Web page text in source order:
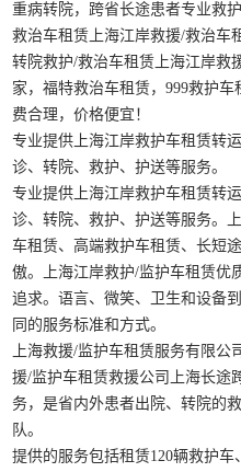
重病转院，跨省长途患者专业救
救治车租赁上海江岸救援/救治车
转院救护/救治车租赁上海江岸救
家，福特救治车租赁，999救护
费合理，价格便宜！
专业提供上海江岸救护车租赁转
诊、转院、救护、护送等服务。
专业提供上海江岸救护车租赁转
诊、转院、救护、护送等服务。
车租赁、高端救护车租赁、长短
傲。上海江岸救护/监护车租赁优
追求。语言、微笑、卫生和设备
同的服务标准和方式。
上海救援/监护车租赁服务有限
援/监护车租赁救援公司上海长途
务，是省内外患者出院、转院的
队。
提供的服务包括租赁120辆救护